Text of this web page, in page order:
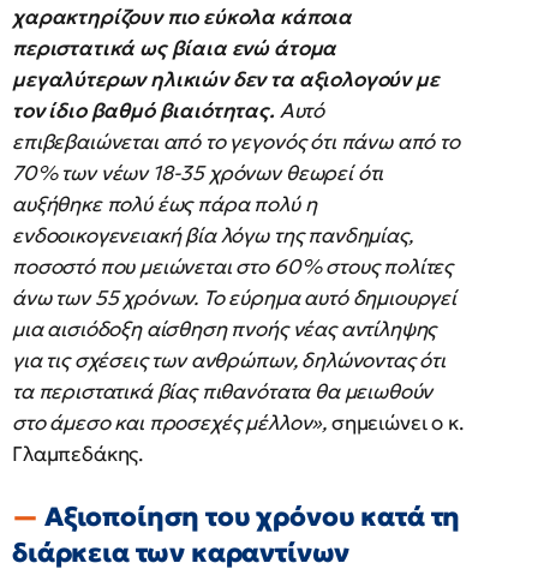
χαρακτηρίζουν πιο εύκολα κάποια
περιστατικά ως βίαια ενώ άτομα
μεγαλύτερων ηλικιών δεν τα αξιολογούν με
τον ίδιο βαθμό βιαιότητας. Αυτό
επιβεβαιώνεται από το γεγονός ότι πάνω από το
70% των νέων 18-35 χρόνων θεωρεί ότι
αυξήθηκε πολύ έως πάρα πολύ η
ενδοοικογενειακή βία λόγω της πανδημίας,
ποσοστό που μειώνεται στο 60% στους πολίτες
άνω των 55 χρόνων. Το εύρημα αυτό δημιουργεί
μια αισιόδοξη αίσθηση πνοής νέας αντίληψης
για τις σχέσεις των ανθρώπων, δηλώνοντας ότι
τα περιστατικά βίας πιθανότατα θα μειωθούν
στο άμεσο και προσεχές μέλλον»,σημειώνει ο κ.
Γλαμπεδάκης.
Αξιοποίηση του χρόνου κατά τη
διάρκεια των καραντίνων